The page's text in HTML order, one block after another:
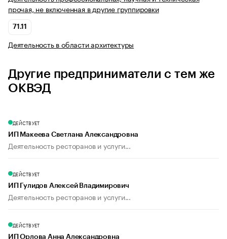
прочая, не включенная в другие группировки
71.11
Деятельность в области архитектуры
Другие предприниматели с тем же
ОКВЭД
ДЕЙСТВУЕТ
ИП Макеева Светлана Александровна
Деятельность ресторанов и услуги...
ДЕЙСТВУЕТ
ИП Гулидов Алексей Владимирович
Деятельность ресторанов и услуги...
ДЕЙСТВУЕТ
ИП Орлова Анна Александровна